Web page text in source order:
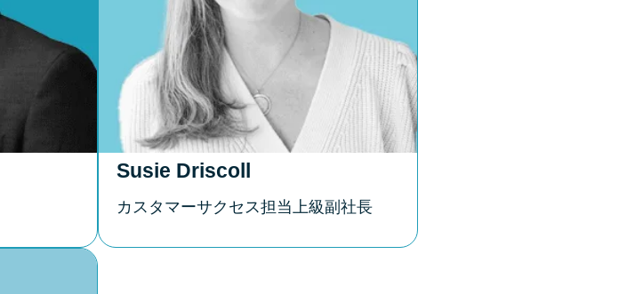
Susie Driscoll
カスタマーサクセス担当上級副社長